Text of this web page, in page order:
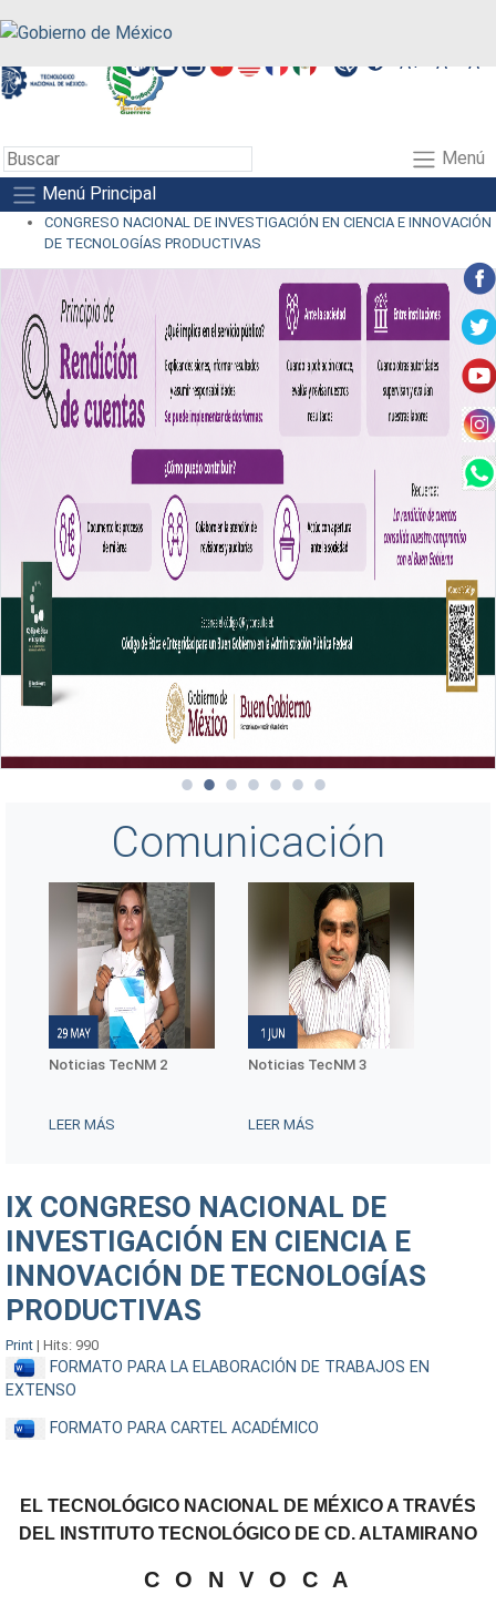
A+ A- A
Menú
Menú Principal
CONGRESO NACIONAL DE INVESTIGACIÓN EN CIENCIA E INNOVACIÓN
DE TECNOLOGÍAS PRODUCTIVAS
Comunicación
Noticias TecNM 2
LEER MÁS
Noticias TecNM 3
LEER MÁS
IX CONGRESO NACIONAL DE
INVESTIGACIÓN EN CIENCIA E
INNOVACIÓN DE TECNOLOGÍAS
PRODUCTIVAS
Print | Hits: 990
FORMATO PARA LA ELABORACIÓN DE TRABAJOS EN
EXTENSO
FORMATO PARA CARTEL ACADÉMICO
EL TECNOLÓGICO NACIONAL DE MÉXICO A TRAVÉS
DEL INSTITUTO TECNOLÓGICO DE CD. ALTAMIRANO
C O N V O C A